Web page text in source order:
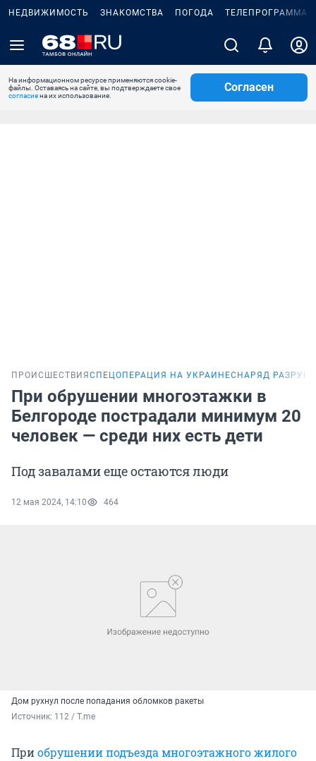
НЕДВИЖИМОСТЬ ЗНАКОМСТВА ПОГОДА ТЕЛЕПРОГРАММА
На информационном ресурсе применяются cookie-
файлы. Оставаясь на сайте, вы подтверждаете свое
согласиена их использование.
Согласен
ПРОИСШЕСТВИЯ СПЕЦОПЕРАЦИЯ НА УКРАИНЕСНАРЯД
При обрушении многоэтажки в
Белгороде пострадали минимум 20
человек — среди них есть дети
Под завалами еще остаются люди
12 мая 2024, 14:10 464
Дом рухнул после попадания обломков ракеты
Источник: 112 / T.me
Приобрушении подъезда многоэтажного жилого